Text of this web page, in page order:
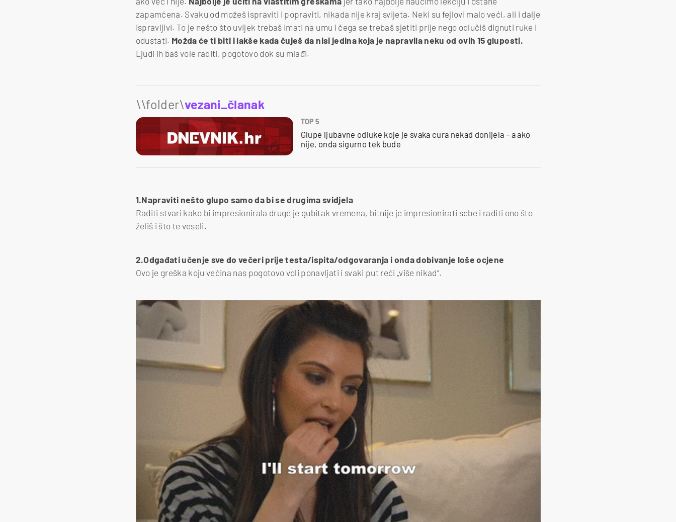
zapamćena. Svaku od možeš ispraviti i popraviti, nikada nije kraj svijeta. Neki su fejlovi malo veći, ali i dalje
ispravljivi. To je nešto što uvijek trebaš imati na umu i čega se trebaš sjetiti prije nego odlučiš dignuti ruke i
odustati. Možda će ti biti i lakše kada čuješ da nisi jedina koja je napravila neku od ovih 15 gluposti.
Ljudi ih baš vole raditi, pogotovo dok su mlađi.
\\folder\vezani_članak
TOP 5
Glupe ljubavne odluke koje je svaka cura nekad donijela – a ako
nije, onda sigurno tek bude
1.Napraviti nešto glupo samo da bi se drugima svidjela
Raditi stvari kako bi impresionirala druge je gubitak vremena, bitnije je impresionirati sebe i raditi ono što
želiš i što te veseli.
2.Odgađati učenje sve do večeri prije testa/ispita/odgovaranja i onda dobivanje loše ocjene
Ovo je greška koju većina nas pogotovo voli ponavljati i svaki put reći „više nikad“.